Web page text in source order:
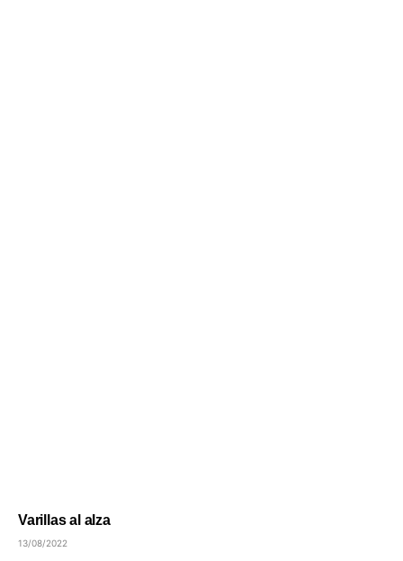
Varillas al alza
13/08/2022